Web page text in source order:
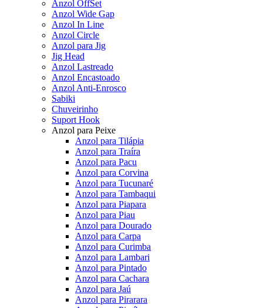
Anzol OffSet
Anzol Wide Gap
Anzol In Line
Anzol Circle
Anzol para Jig
Jig Head
Anzol Lastreado
Anzol Encastoado
Anzol Anti-Enrosco
Sabiki
Chuveirinho
Suport Hook
Anzol para Peixe
Anzol para Tilápia
Anzol para Traíra
Anzol para Pacu
Anzol para Corvina
Anzol para Tucunaré
Anzol para Tambaqui
Anzol para Piapara
Anzol para Piau
Anzol para Dourado
Anzol para Carpa
Anzol para Curimba
Anzol para Lambari
Anzol para Pintado
Anzol para Cachara
Anzol para Jaú
Anzol para Pirarara